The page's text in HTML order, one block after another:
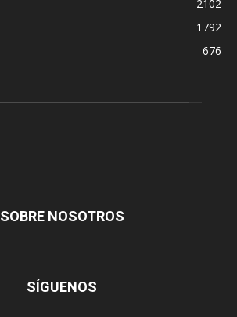
2102
1792
676
SOBRE NOSOTROS
SÍGUENOS